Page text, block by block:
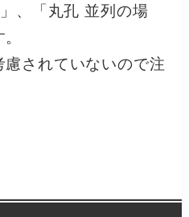
、「丸孔 並列の場
されていないので注